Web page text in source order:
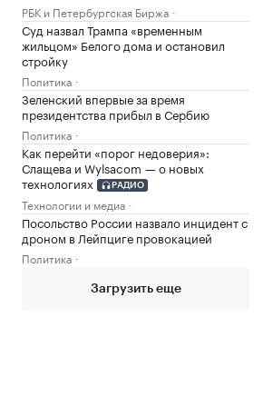
РБК и Петербургская Биржа
Суд назвал Трампа «временным
жильцом» Белого дома и остановил
стройку
Политика
Зеленский впервые за время
президентства прибыл в Сербию
Политика
Как перейти «порог недоверия»:
Слащева и Wylsacom — о новых
технологиях
РАДИО
Технологии и медиа
Посольство России назвало инцидент с
дроном в Лейпциге провокацией
Политика
Загрузить еще